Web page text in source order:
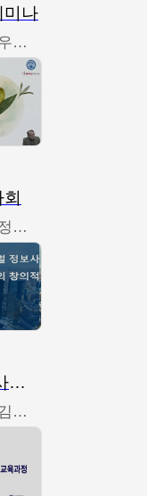
미나
우미옥,오윤경,박선이
정연균
글로벌 정보사회와 통계의 창의적 기능
김희영